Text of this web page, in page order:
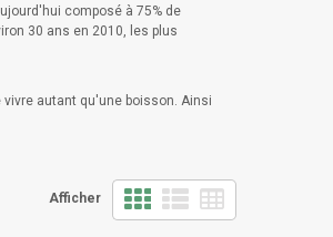
composé à 75% de
30 ans en 2010, les plus
autant qu'une boisson. Ainsi
Afficher